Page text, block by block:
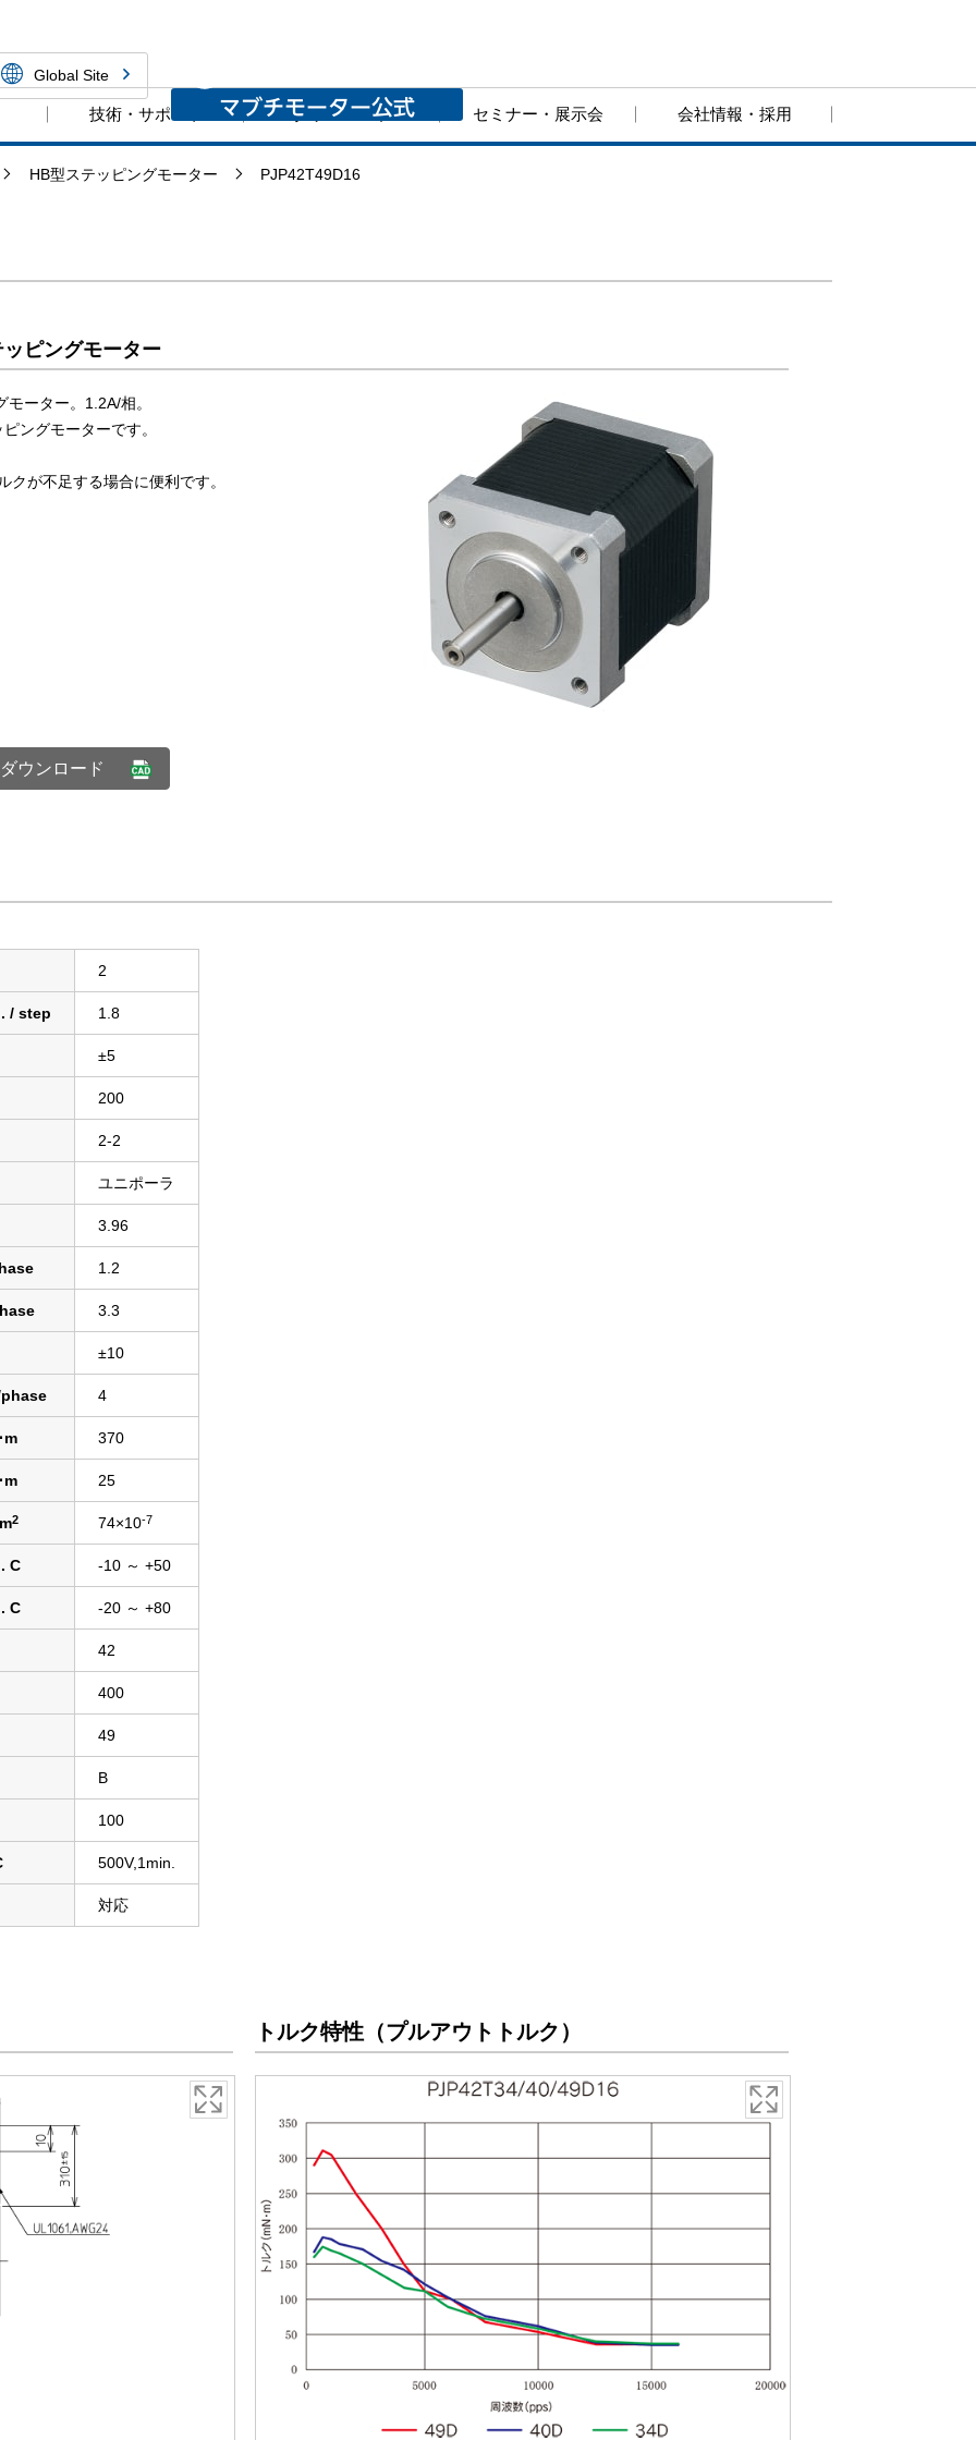
Global Site
技術・サポート ダウンロード セミナー・展示会 会社情報・採用
HB型ステッピングモーター PJP42T49D16
ピングモーター
ーター。1.2A/相。
ングモーターです。
が不足する場合に便利です。
ウンロード
2
/ step 1.8
±5
200
2-2
ユニポーラ
3.96
1.2
3.3
±10
4
m 370
m 25
2 74×10-7
C -10 ～ +50
C -20 ～ +80
42
400
49
B
100
500V,1min.
対応
トルク特性（プルアウトトルク）